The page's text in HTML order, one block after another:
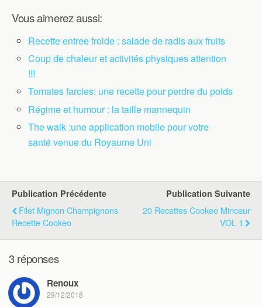
Vous aimerez aussi:
Recette entree froide : salade de radis aux fruits
Coup de chaleur et activités physiques attention
!!!
Tomates farcies: une recette pour perdre du poids
Régime et humour : la taille mannequin
The walk :une application mobile pour votre
santé venue du Royaume Uni
Publication Précédente
Filet Mignon Champignons
Recette Cookeo
Publication Suivante
20 Recettes Cookeo Minceur
VOL 1
3 réponses
Renoux
29/12/2018